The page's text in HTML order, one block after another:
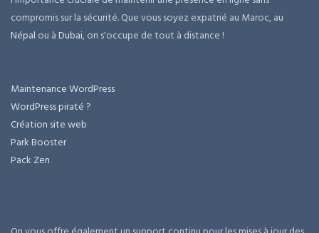
compromis sur la sécurité. Que vous soyez expatrié au Maroc, au
Népal ou àDubai, on s'occupe de tout à distance !
Maintenance WordPress
WordPress piraté ?
Création site web
Park Booster
Pack Zen